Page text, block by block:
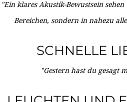
"Ein klares Akustik-Bewustsein
Bereichen, sondern in nahezu
SCHNELLE
"Gestern hast du gesagt